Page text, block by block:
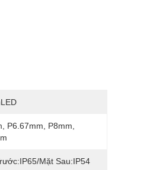
P6.67mm, P8mm,
Mặt Sau:IP54